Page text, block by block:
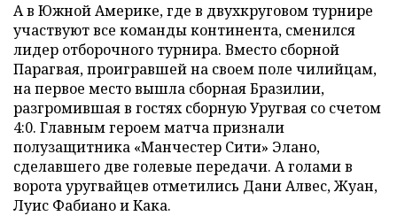
А в Южной Америке, где в двухкруговом турнире
участвуют все команды континента, сменился
лидер отборочного турнира. Вместо сборной
Парагвая, проигравшей на своем поле чилийцам,
на первое место вышла сборная Бразилии,
разгромившая в гостях сборную Уругвая со счетом
4:0. Главным героем матча признали
полузащитника «Манчестер Сити» Элано,
сделавшего две голевые передачи. А голами в
ворота уругвайцев отметились Дани Алвес, Жуан,
Луис Фабиано и Кака.